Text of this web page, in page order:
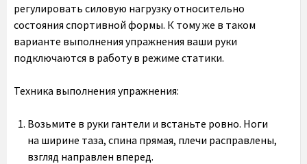
регулировать силовую нагрузку относительно
состояния спортивной формы. К тому же в таком
варианте выполнения упражнения ваши руки
подключаются в работу в режиме статики.
Техника выполнения упражнения:
Возьмите в руки гантели и встаньте ровно. Ноги
на ширине таза, спина прямая, плечи расправлены,
взгляд направлен вперед.